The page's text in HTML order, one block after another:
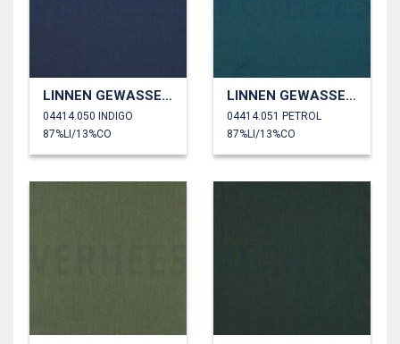
LINNEN GEWASSEN 230 GM2
04414.050 INDIGO
87%LI/13%CO
LINNEN GEWASSEN 230 GM2
04414.051 PETROL
87%LI/13%CO